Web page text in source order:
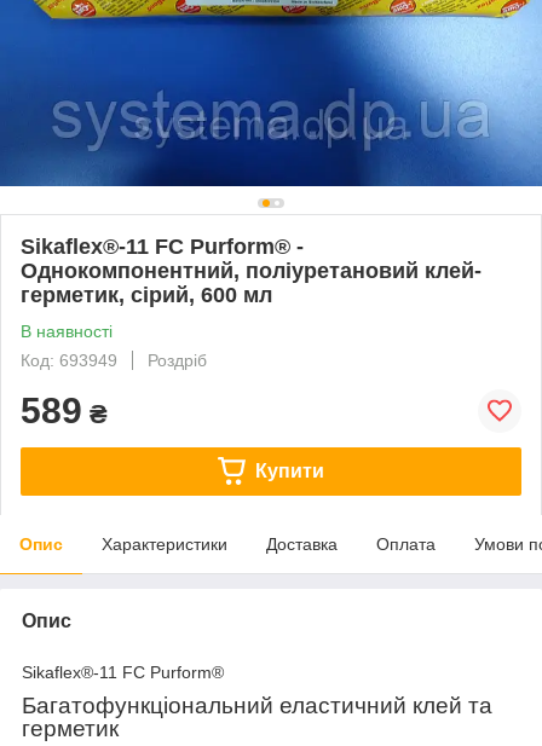
Sikaflex®-11 FC Purform® -
Однокомпонентний, поліуретановий клей-
герметик, сірий, 600 мл
В наявності
Код: 693949
Роздріб
589 ₴
Купити
Опис Характеристики Доставка Оплата Умови
Опис
Sikaflex®-11 FC Purform®
Багатофункціональний еластичний клей та
герметик